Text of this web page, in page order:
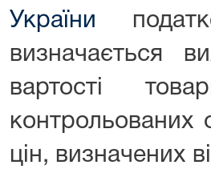
України
визначається
вартості
контрольованих
цін, визначених